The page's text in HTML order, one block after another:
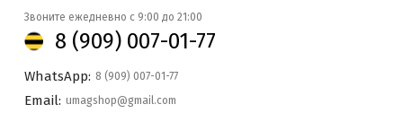
Звоните ежедневно с 9:00 до 21:00
8 (909) 007-01-77
WhatsApp: 8 (909) 007-01-77
Email: umagshop@gmail.com